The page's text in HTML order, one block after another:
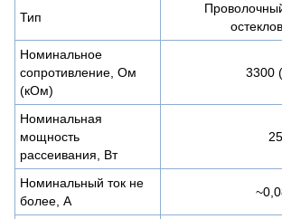
Тип
Номинальное
сопротивление, Ом
(кОм)
3300
Номинальная
мощность
рассеивания, Вт
25
Номинальный ток не
более, А